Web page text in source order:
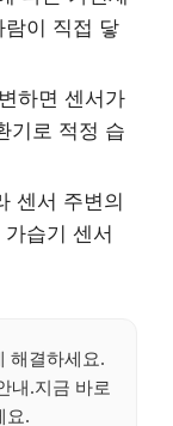
람이 직접 닿
하면 센서가
기로 적정 습
센서 주변의
습기 센서
해결하세요.
내.지금 바로
요.